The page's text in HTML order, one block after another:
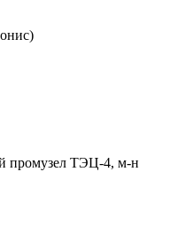
промузел ТЭЦ-4, м-н